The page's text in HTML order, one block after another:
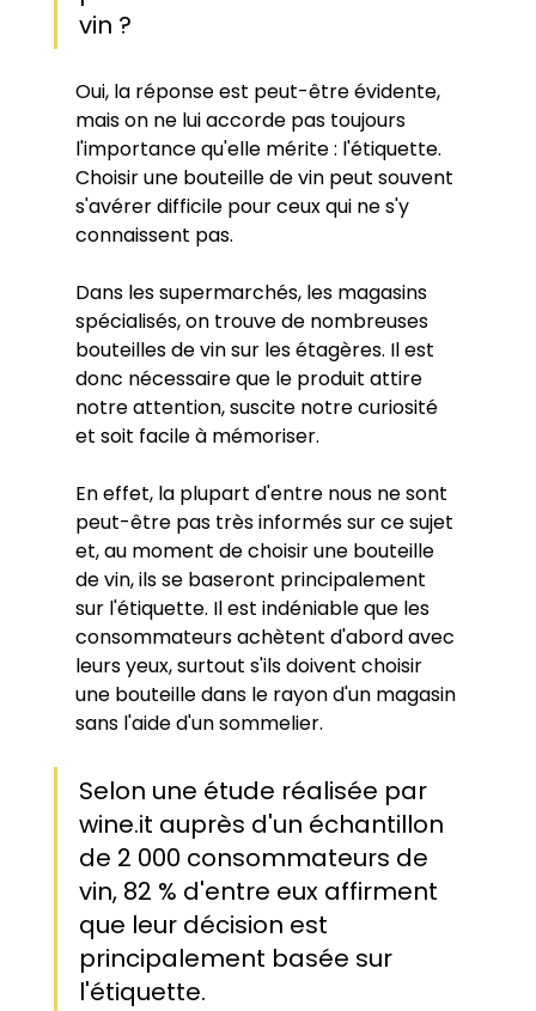
vin ?
Oui, la réponse est peut-être évidente,
mais on ne lui accorde pas toujours
l'importance qu'elle mérite : l'étiquette.
Choisir une bouteille de vin peut souvent
s'avérer difficile pour ceux qui ne s'y
connaissent pas.
Dans les supermarchés, les magasins
spécialisés, on trouve de nombreuses
bouteilles de vin sur les étagères. Il est
donc nécessaire que le produit attire
notre attention, suscite notre curiosité
et soit facile à mémoriser.
En effet, la plupart d'entre nous ne sont
peut-être pas très informés sur ce sujet
et, au moment de choisir une bouteille
de vin, ils se baseront principalement
sur l'étiquette. Il est indéniable que les
consommateurs achètent d'abord avec
leurs yeux, surtout s'ils doivent choisir
une bouteille dans le rayon d'un magasin
sans l'aide d'un sommelier.
Selon une étude réalisée par
wine.it auprès d'un échantillon
de 2 000 consommateurs de
vin, 82 % d'entre eux affirment
que leur décision est
principalement basée sur
l'étiquette.